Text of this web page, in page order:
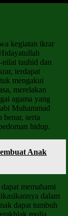
kegiatan ikrar
nilai tauhid dan
terdapat
mengakui
merelakan
agama yang
Muhammad
serta
hidup.
Anak
memahami
dalam
dapat tumbuh
mulia,